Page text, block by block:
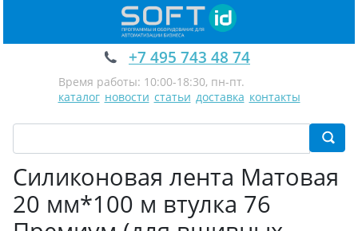
+7 495 743 48 74
Время работы: 10:00-18:30, пн-пт.
каталог новости статьи доставка контакты
Силиконовая лента Матовая
20 мм*100 м втулка 76